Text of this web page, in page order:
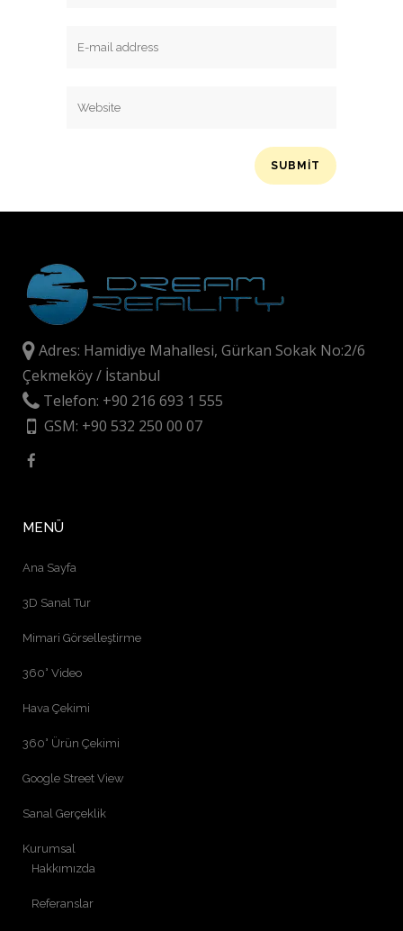
Adres: Hamidiye Mahallesi, Gürkan Sokak No:2/6
Çekmeköy / İstanbul
Telefon: +90 216 693 1 555
GSM: +90 532 250 00 07
MENÜ
Ana Sayfa
3D Sanal Tur
Mimari Görselleştirme
360° Video
Hava Çekimi
360° Ürün Çekimi
Google Street View
Sanal Gerçeklik
Kurumsal
Hakkımızda
Referanslar